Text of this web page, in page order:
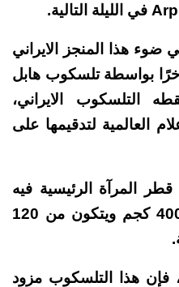
ضوء هذا المنجز الايراني
بواسطة تلسكوب هابل
التلسكوب الايراني،
العالمية لتدقيمها على
قطر المرآة الرئيسية فيه
340 سم ، ويزن حوالي 4000 كجم ويتكون من 120
فإن هذا التلسكوب مزود